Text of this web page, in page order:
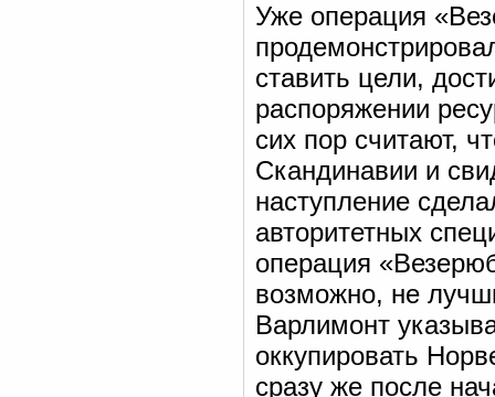
Уже операция
ставить цели,
распоряжении
сих пор считают,
Скандинавии и
наступление
авторитетных
операция
возможно, не
Варлимонт
оккупировать
сразу же после